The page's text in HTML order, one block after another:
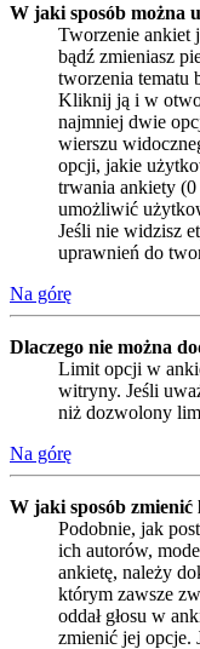
W jaki sposób można
Tworzenie ankiet
bądź zmieniasz
tworzenia tematu
Kliknij ją i w
najmniej dwie
wierszu
opcji, jakie
trwania ankiety
umożliwić
Jeśli nie widzisz
uprawnień do
Na górę
Dlaczego nie można
Limit opcji w
witryny. Jeśli
niż dozwolony
Na górę
W jaki sposób zmienić
Podobnie, jak
ich autorów,
ankietę, należy
którym zawsze
oddał głosu w
zmienić jej opcje.